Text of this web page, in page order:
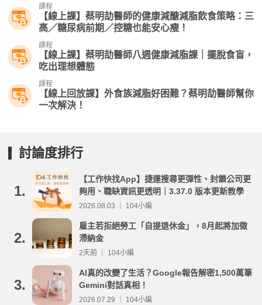
課程
【線上課】蔡明劼醫師的健康減醣減脂飲食策略：三
高／糖尿病前期／控糖也能安心瘦！
課程
【線上課】蔡明劼醫師八週健康減脂課｜擺脫食盲，
吃出理想體態
課程
【線上回放課】外食族減脂好困難？蔡明劼醫師幫你
一次解決！
討論度排行
1.
【工作快找App】捷運搜尋更彈性、封鎖公司更
夠用、職缺資訊更透明｜3.37.0 版本更新教學
2026.08.03 ｜ 104小編
2.
雇主若拒絕勞工「自提退休金」，8月起將加徵
滯納金
2天前 ｜ 104小編
3.
AI真的改變了生活？Google報告解密1,500萬筆
Gemini對話真相！
2026.07.29 ｜ 104小編